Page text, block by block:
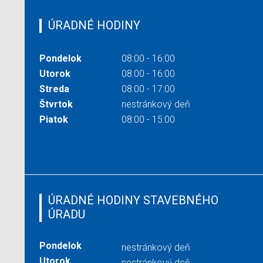
ÚRADNÉ HODINY
Pondelok
08:00 - 16:00
Utorok
08:00 - 16:00
Streda
08:00 - 17:00
Štvrtok
nestránkový deň
Piatok
08:00 - 15:00
ÚRADNÉ HODINY STAVEBNÉHO
ÚRADU
Pondelok
nestránkový deň